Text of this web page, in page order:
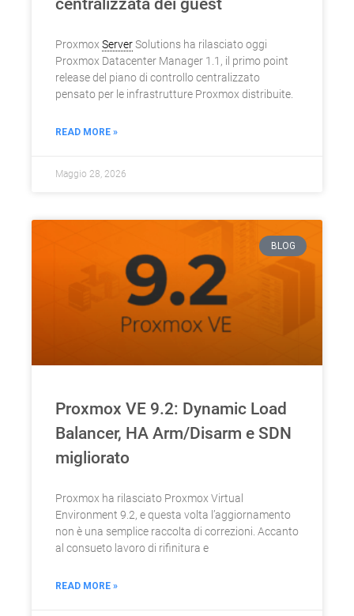
Proxmox ServerSolutions ha rilasciato oggi
Proxmox Datacenter Manager 1.1, il primo point
release del piano di controllo centralizzato
pensato per le infrastrutture Proxmox distribuite.
READ MORE »
Maggio 28, 2026
BLOG
Proxmox VE 9.2: Dynamic Load
Balancer, HA Arm/Disarm e SDN
migliorato
Proxmox ha rilasciato Proxmox Virtual
Environment 9.2, e questa volta l’aggiornamento
non è una semplice raccolta di correzioni. Accanto
al consueto lavoro di rifinitura e
READ MORE »